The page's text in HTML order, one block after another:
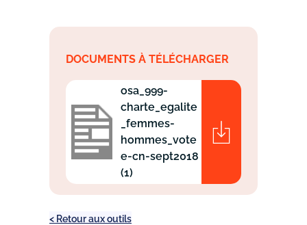
DOCUMENTS À TÉLÉCHARGER
osa_999-
charte_egalite
_femmes-
hommes_vote
e-cn-sept2018
(1)
< Retour aux outils